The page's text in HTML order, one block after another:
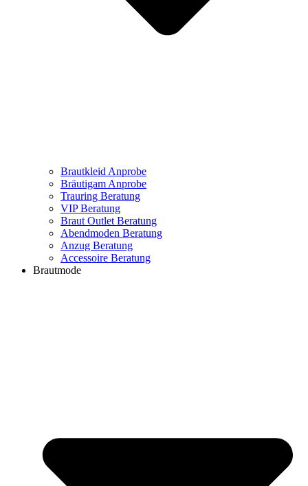
Brautkleid Anprobe
Bräutigam Anprobe
Trauring Beratung
VIP Beratung
Braut Outlet Beratung
Abendmoden Beratung
Anzug Beratung
Accessoire Beratung
Brautmode